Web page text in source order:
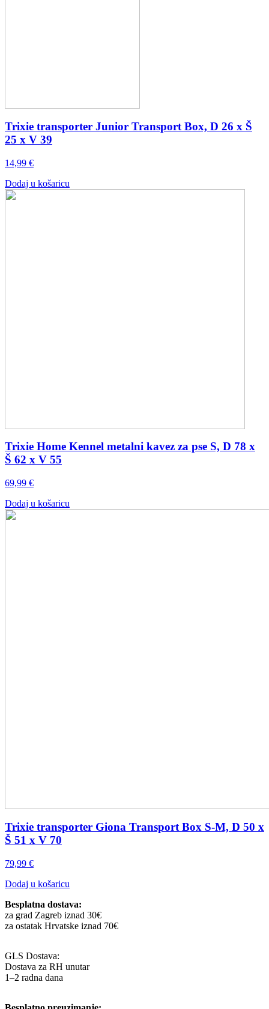
Trixie transporter Junior Transport Box, D 26 x Š
25 x V 39
14,99 €
Dodaj u košaricu
Trixie Home Kennel metalni kavez za pse S, D 78 x
Š 62 x V 55
69,99 €
Dodaj u košaricu
Trixie transporter Giona Transport Box S-M, D 50 x
Š 51 x V 70
79,99 €
Dodaj u košaricu
Besplatna dostava:
za grad Zagreb iznad 30€
za ostatak Hrvatske iznad 70€
GLS Dostava:
Dostava za RH unutar
1–2 radna dana